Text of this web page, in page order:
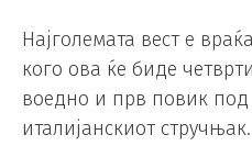
Најголемата вест е
кого ова ќе биде
воедно и прв повик под
италијанскиот стручњак.